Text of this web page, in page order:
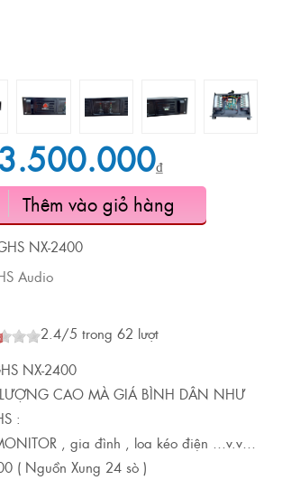
3.500.000₫
Thêm vào giỏ hàng
NX-2400
Audio
2.4/5 trong 62 lượt
NX-2400
CAO MÀ GIÁ BÌNH DÂN NHƯ
:
, gia đình , loa kéo điện …v.v…
( Nguồn Xung 24 sò )